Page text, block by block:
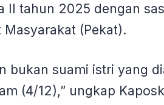
II tahun 2025 dengan
(Pekat).
bukan suami istri yang
(4/12),” ungkap